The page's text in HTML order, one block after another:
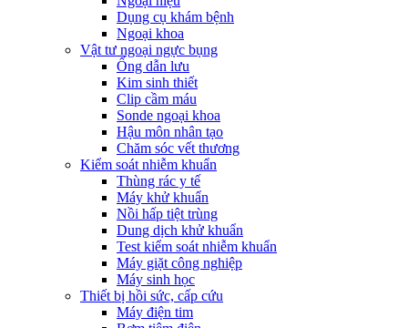
Dụng cụ khám bệnh
Ngoại khoa
Vật tư ngoại ngực bụng
Ống dẫn lưu
Kim sinh thiết
Clip cầm máu
Sonde ngoại khoa
Hậu môn nhân tạo
Chăm sóc vết thương
Kiểm soát nhiễm khuẩn
Thùng rác y tế
Máy khử khuẩn
Nồi hấp tiệt trùng
Dung dịch khử khuẩn
Test kiểm soát nhiễm khuẩn
Máy giặt công nghiệp
Máy sinh học
Thiết bị hồi sức, cấp cứu
Máy điện tim